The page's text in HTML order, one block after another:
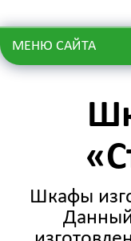
МЕНЮ САЙТА
Шкафы